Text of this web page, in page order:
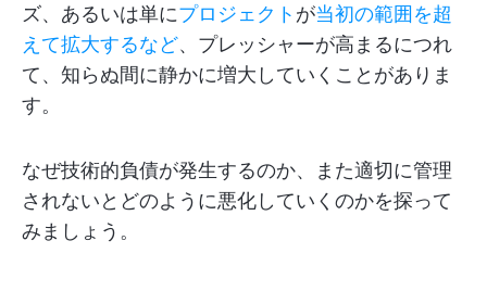
ズ、あるいは単にプロジェクト が当初の範囲を超
えて拡大するなど、プレッシャーが高まるにつれ
て、知らぬ間に静かに増大していくことがありま
す。
なぜ技術的負債が発生するのか、また適切に管理
されないとどのように悪化していくのかを探って
みましょう。